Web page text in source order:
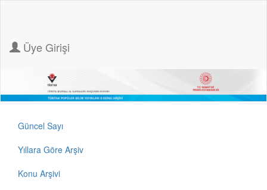
Üye Girişi
Güncel Sayı
Yıllara Göre Arşiv
Konu Arşivi